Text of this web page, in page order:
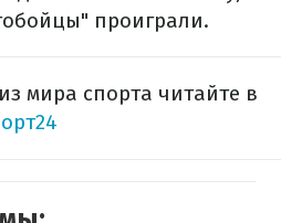
проиграли.
мира спорта читайте в